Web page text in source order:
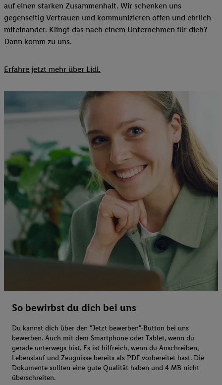
auf einen starken Zusammenhalt. Wir schenken uns
gegenseitig Vertrauen und kommunizieren offen und ehrlich
miteinander. Klingt das nach einem Unternehmen für dich?
Dann komm zu uns.​
Erfahre jetzt mehr über Lidl.
So bewirbst du dich bei uns
Du kannst dich über den "Jetzt bewerben"-Button bei uns
bewerben. Auch mit dem Smartphone oder Tablet, wenn du
gerade unterwegs bist. Es ist hilfreich, wenn du Anschreiben,
Lebenslauf und Zeugnisse bereits als PDF vorbereitet hast. Die
Dokumente sollten eine gute Qualität haben und 4 MB nicht
überschreiten.